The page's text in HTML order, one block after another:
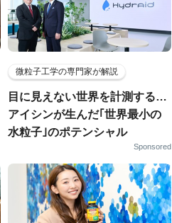
微粒子工学の専門家が解説
目に見えない世界を計測する…
アイシンが生んだ｢世界最小の
水粒子｣のポテンシャル
Sponsored